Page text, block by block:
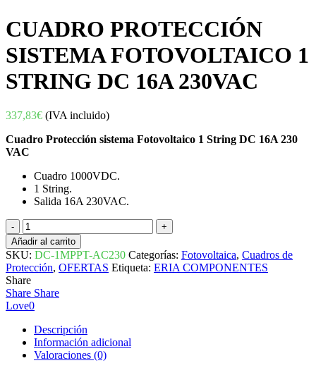
CUADRO PROTECCIÓN
SISTEMA FOTOVOLTAICO 1
STRING DC 16A 230VAC
337,83€ (IVA incluido)
Cuadro Protección sistema Fotovoltaico 1 String DC 16A 230
VAC
Cuadro 1000VDC.
1 String.
Salida 16A 230VAC.
CUADRO
PROTECCIÓN
SISTEMA
FOTOVOLTAICO
1
STRING
DC
16A
230VAC
cantidad
Añadir al carrito
SKU: DC-1MPPT-AC230 Categorías: Fotovoltaica, Cuadros de
Protección, OFERTAS Etiqueta: ERIA COMPONENTES
Share
Share Share
Love0
Descripción
Información adicional
Valoraciones (0)